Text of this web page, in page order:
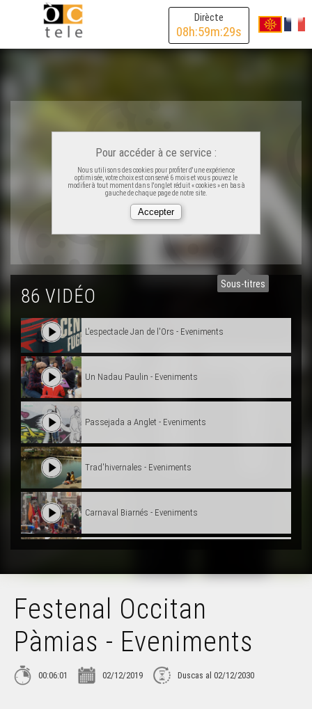
Dirècte
08h:59m:29s
Sous-titres
Pour accéder à ce service :
Nous utilisons des cookies pour profiter d'une expérience
optimisée, votre choix est conservé 6 mois et vous pouvez le
modifier à tout moment dans l'onglet réduit « cookies » en bas à
gauche de chaque page de notre site.
86 VIDÉO
Trad'Azun - Eveniments
Amassa ! - Eveniments
Hestenau Mascaret de Bordèu - Eveniments
Festenal Occitan Pàmias - Eveniments
L'espectacle Jan de l'Ors - Eveniments
Un Nadau Paulin - Eveniments
Passejada a Anglet - Eveniments
Trad'hivernales - Eveniments
Carnaval Biarnés - Eveniments
Adiu Joan-Pau Verdier ! - Eveniments
L'Amassada - Eveniments
Festenal Occitan
Pàmias - Eveniments
00:06:01 02/12/2019 Duscas al 02/12/2030